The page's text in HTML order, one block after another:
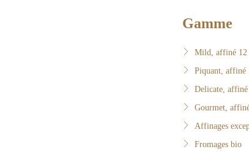
Gamme
Mild, affiné 12
Piquant, affiné
Delicate,
Gourmet,
Affinages
Fromages bio